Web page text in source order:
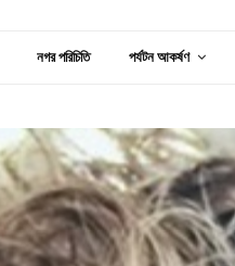
নগর পরিচিতি পর্যটন আকর্ষণ